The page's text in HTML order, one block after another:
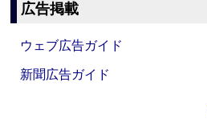
広告掲載
ウェブ広告ガイド
新聞広告ガイド